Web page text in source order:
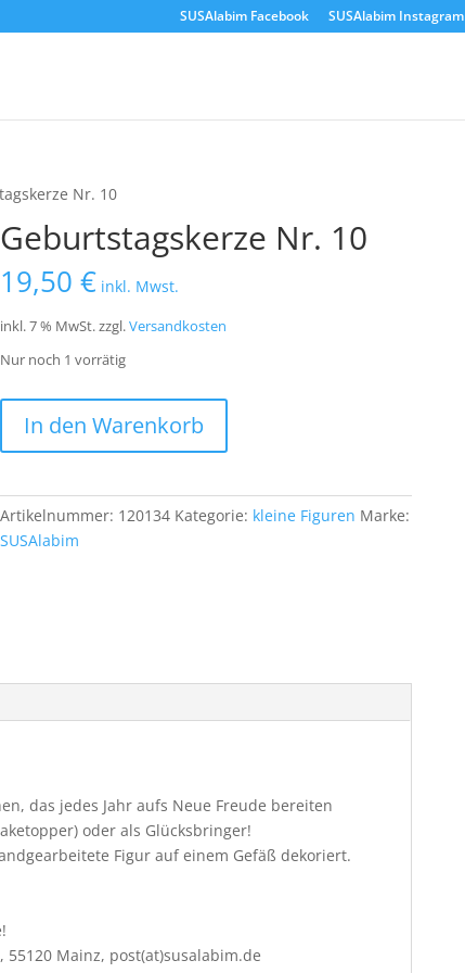
SUSAlabim Facebook SUSAlabim Instagram
Nr. 10
Geburtstagskerze Nr. 10
19,50€ inkl. Mwst.
inkl. 7 % MwSt.zzgl.Versandkosten
Nur noch 1 vorrätig
10
In den Warenkorb
Artikelnummer: 120134 Kategorie: kleine Figuren Marke:
SUSAlabim
das jedes Jahr aufs Neue Freude bereiten
oder als Glücksbringer!
Figur auf einem Gefäß dekoriert.
55120 Mainz, post(at)susalabim.de